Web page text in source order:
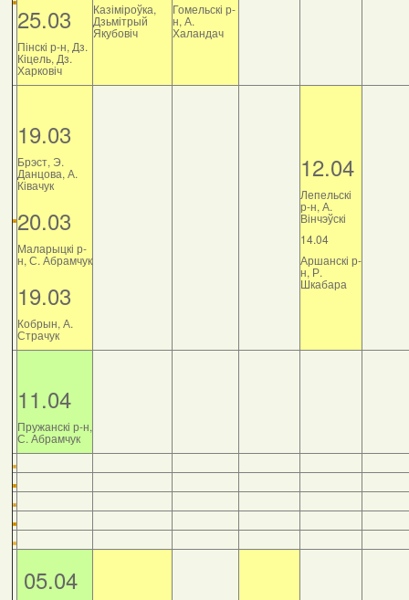
25.03
Пінскі р-н, Дз.
Кіцель, Дз.
Харковіч
Казіміроўка,
Дзьмітрый
Якубовіч
Гомельскі р-
н, А.
Халандач
19.03
Брэст, Э.
Данцова, А.
Ківачук
20.03
Маларыцкі р-
н, С. Абрамчук
19.03
Кобрын, А.
Страчук
12.04
Лепельскі
р-н, А.
Вінчэўскі
14.04
Аршанскі р-
н, Р.
Шкабара
11.04
Пружанскі р-н,
С. Абрамчук
05.04